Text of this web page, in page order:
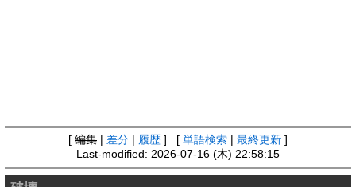
[ 編集 差分 履歴 ] [ 単語検索 最終更新 ]
Last-modified: 2026-07-16 (木) 22:58:15